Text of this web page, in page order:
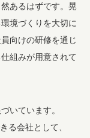
あるはずです。晃
境づくりを大切に
向けの研修を通じ
組みが用意されて
いています。
る会社として、